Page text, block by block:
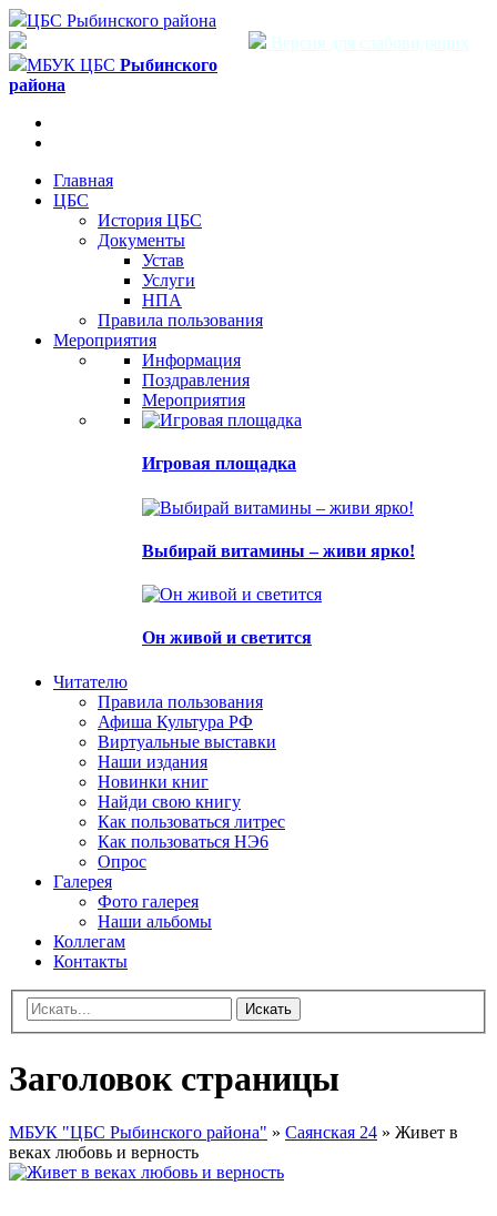
ЦБС Рыбинского района
Версия для слабовидящих
МБУК ЦБС Рыбинского
района
Главная
ЦБС
История ЦБС
Документы
Устав
Услуги
НПА
Правила пользования
Мероприятия
Информация
Поздравления
Мероприятия
Игровая площадка
Выбирай витамины – живи ярко!
Он живой и светится
Читателю
Правила пользования
Афиша Культура РФ
Виртуальные выставки
Наши издания
Новинки книг
Найди свою книгу
Как пользоваться литрес
Как пользоваться НЭ6
Опрос
Галерея
Фото галерея
Наши альбомы
Коллегам
Контакты
Искать
Заголовок страницы
МБУК "ЦБС Рыбинского района" » Саянская 24 » Живет в
веках любовь и верность